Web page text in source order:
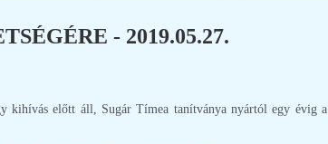
- 2019.05.27.
kihívás előtt áll, Sugár Tímea tanítványa nyártól egy évig a